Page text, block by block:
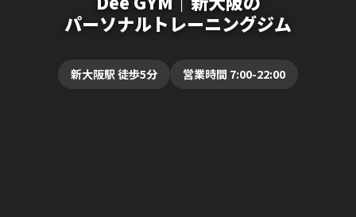
パーソナルトレーニングジム
新大阪駅 徒歩5分 営業時間 7:00-22:00